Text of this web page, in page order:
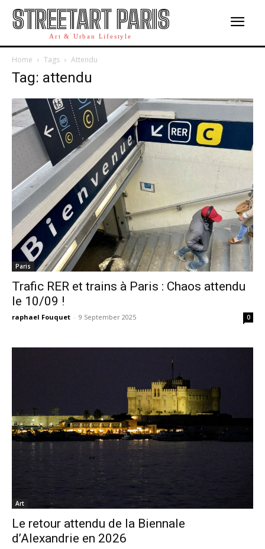
STREETART PARIS
Art & Urban Lifestyle
Home Tags Attendu
Tag: attendu
Paris
Trafic RER et trains à Paris : Chaos attendu
le 10/09 !
raphael Fouquet - 9 September 2025 0
Art
Le retour attendu de la Biennale
d’Alexandrie en 2026